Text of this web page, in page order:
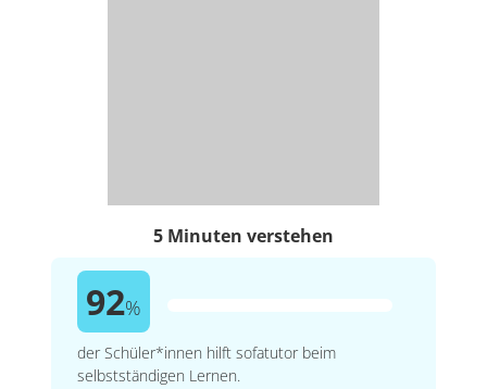
5 Minuten verstehen
92%
der Schüler*innen hilft sofatutor beim
selbstständigen Lernen.